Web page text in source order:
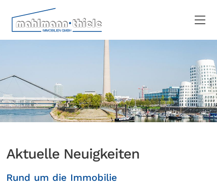
Aktuelle Neuigkeiten
Rund um die Immobilie